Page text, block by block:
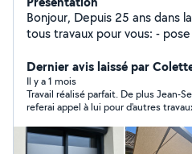
Bonjour, Depuis 25 ans dans la profession, j'exécute
tous travaux pour vous: - pose de fenetres et volets -
diverses : volets roulants,
Dépannage - motorisation portails ou porte de garage -
pose de parquet, revêtement de sol -
travaux bricolage - travaux de peinture - montage de
meubles Instagram : @actarus.21 On dit de moi que je
suis fiable, professionnel, ponctuel
Dernier avis laissé par
Il y a 1 mois
Travail réalisé parfait. De plus Jean-
referai appel à lui pour d'autres